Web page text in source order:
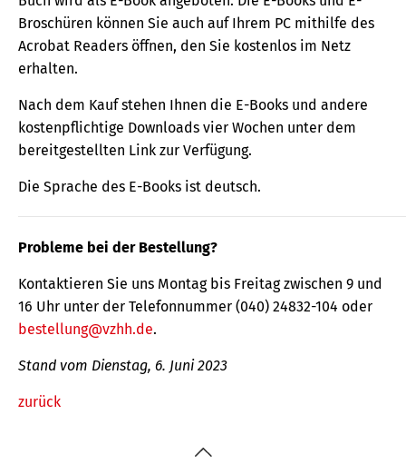
Broschüren können Sie auch auf Ihrem PC mithilfe des
Acrobat Readers öffnen, den Sie kostenlos im Netz
erhalten.
Nach dem Kauf stehen Ihnen die E-Books und andere
kostenpflichtige Downloads vier Wochen unter dem
bereitgestellten Link zur Verfügung.
Die Sprache des E-Books ist deutsch.
Probleme bei der Bestellung?
Kontaktieren Sie uns Montag bis Freitag zwischen 9 und
16 Uhr unter der Telefonnummer (040) 24832-104 oder
bestellung@vzhh.de.
Stand vom Dienstag, 6. Juni 2023
zurück